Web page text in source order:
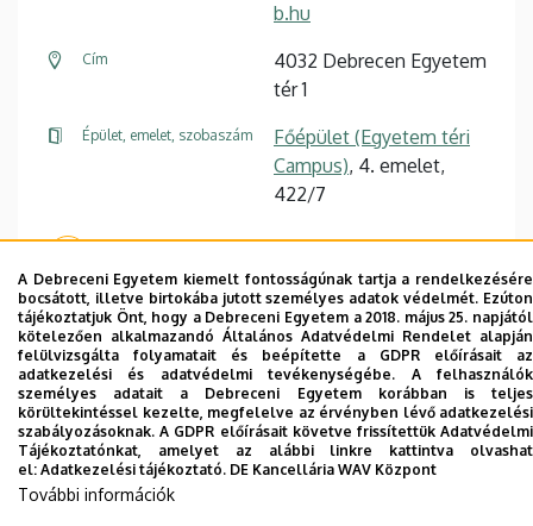
b.hu
Cím
4032 Debrecen Egyetem
tér 1
Épület, emelet, szobaszám
Főépület (Egyetem téri
Campus), 4. emelet,
422/7
Dolgozói adatmódosítás igénylése a DE
telefonkönyvében|Külső személyek rögzítése a
DE telefonkönyvében| Súgó| Hibabejelentés
A Debreceni Egyetem kiemelt fontosságúnak tartja a rendelkezésére
bocsátott, illetve birtokába jutott személyes adatok védelmét. Ezúton
tájékoztatjuk Önt, hogy a Debreceni Egyetem a 2018. május 25. napjától
kötelezően alkalmazandó Általános Adatvédelmi Rendelet alapján
felülvizsgálta folyamatait és beépítette a GDPR előírásait az
adatkezelési és adatvédelmi tevékenységébe. A felhasználók
személyes adatait a Debreceni Egyetem korábban is teljes
körültekintéssel kezelte, megfelelve az érvényben lévő adatkezelési
szabályozásoknak. A GDPR előírásait követve frissítettük Adatvédelmi
Tájékoztatónkat, amelyet az alábbi linkre kattintva olvashat
el: Adatkezelési tájékoztató. DE Kancellária WAV Központ
További információk